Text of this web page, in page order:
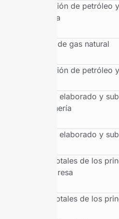
Producción de petróleo
provincia
Balance de gas natural
Producción de petróleo
Petróleo elaborado y
por refinería
Petróleo elaborado y
Ventas totales de los
por empresa
Ventas totales de los